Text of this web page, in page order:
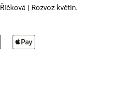
можливостей
| Rozvoz květin.